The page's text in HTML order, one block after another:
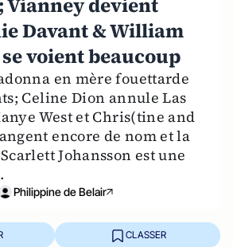
Davant & William
voient beaucoup
en mère fouettarde
Celine Dion annule Las
West et Chris(tine and
encore de nom et la
Johansson est une
Philippine de Belair
CLASSER